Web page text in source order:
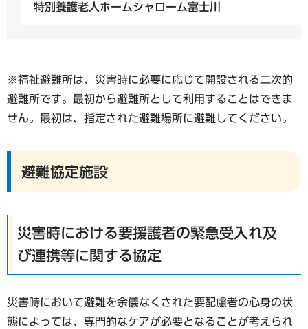
特別養護老人ホームシャローム富士川
※福祉避難所は、災害時に必要に応じて開設される二次的
避難所です。最初から避難所として利用することはできま
せん。最初は、指定された避難場所に避難してください。
避難協定施設
災害時における要援護者の緊急受入れ及
び連携等に関する協定
災害時において避難を余儀なくされた要配慮者の心身の状
態によっては、専門的なケアが必要となることが考えられ